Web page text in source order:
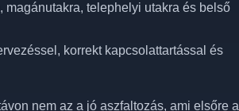
magánutakra, telephelyi utakra és belső
korrekt kapcsolattartással és
nem az a jó aszfaltozás, ami elsőre a